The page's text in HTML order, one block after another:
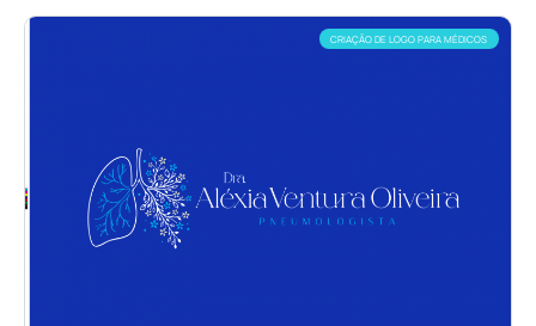
CRIAÇÃO DE LOGO PARA MÉDICOS